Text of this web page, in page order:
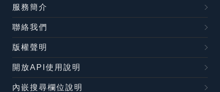
服務簡介
聯絡我們
版權聲明
開放API使用說明
內嵌搜尋欄位說明